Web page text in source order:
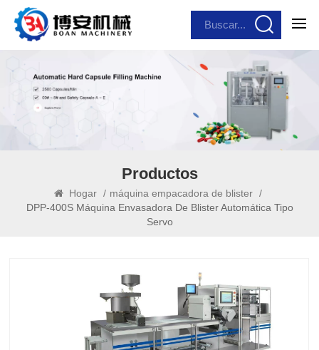
Productos
Hogar / máquina empacadora de blister /
DPP-400S Máquina Envasadora De Blister Automática Tipo
Servo